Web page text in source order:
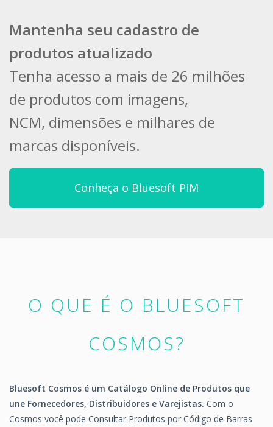
Mantenha seu cadastro de
produtos atualizado
Tenha acesso a mais de 26 milhões
de produtos com imagens,
NCM, dimensões e milhares de
marcas disponíveis.
Conheça o Bluesoft PIM
O QUE É O BLUESOFT
COSMOS?
Bluesoft Cosmos é um Catálogo Online de Produtos que
une Fornecedores, Distribuidores e Varejistas. Com o
Cosmos você pode Consultar Produtos por Código de Barras